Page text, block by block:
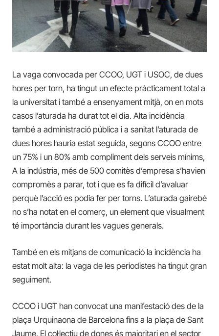
La vaga convocada per CCOO, UGT i USOC, de dues
hores per torn, ha tingut un efecte pràcticament total a
la universitat i també a ensenyament mitjà, on en mots
casos l’aturada ha durat tot el dia. Alta incidència
també a administració pública i a sanitat l’aturada de
dues hores hauria estat seguida, segons CCOO entre
un 75% i un 80% amb compliment dels serveis mínims,
A la indústria, més de 500 comitès d’empresa s’havien
compromès a parar, tot i que es fa difícil d’avaluar
perquè l’acció es podia fer per torns. L’aturada gairebé
no s’ha notat en el comerç, un element que visualment
té importància durant les vagues generals.
També en els mitjans de comunicació la incidència ha
estat molt alta: la vaga de les periodistes ha tingut gran
seguiment.
CCOO i UGT han convocat una manifestació des de la
plaça Urquinaona de Barcelona fins a la plaça de Sant
Jaume. El col·lectiu de dones és majoritari en el sector